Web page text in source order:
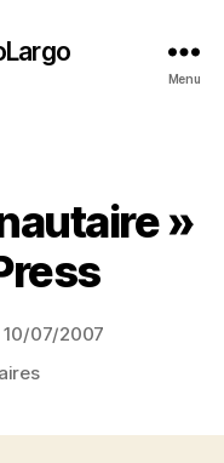
Menu
»
10/07/2007
sur